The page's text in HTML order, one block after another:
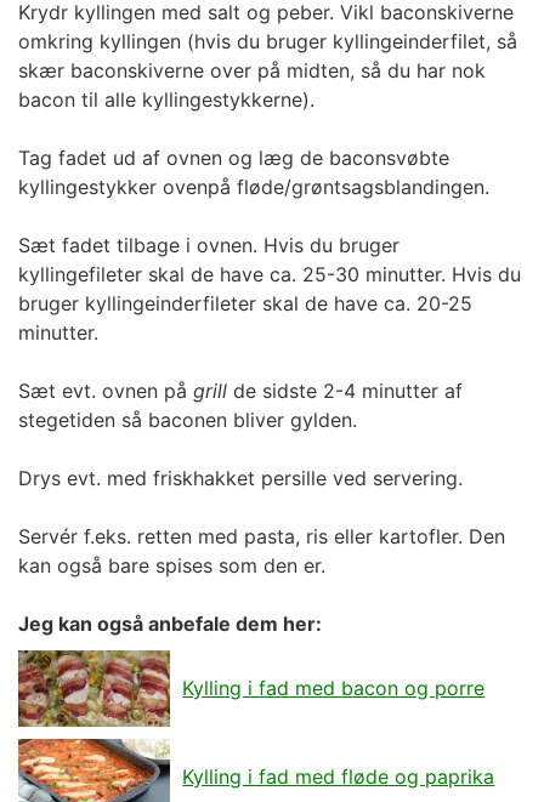
Krydr kyllingen med salt og peber. Vikl baconskiverne
omkring kyllingen (hvis du bruger kyllingeinderfilet, så
skær baconskiverne over på midten, så du har nok
bacon til alle kyllingestykkerne).
Tag fadet ud af ovnen og læg de baconsvøbte
kyllingestykker ovenpå fløde/grøntsagsblandingen.
Sæt fadet tilbage i ovnen. Hvis du bruger
kyllingefileter skal de have ca. 25-30 minutter. Hvis du
bruger kyllingeinderfileter skal de have ca. 20-25
minutter.
Sæt evt. ovnen på grill de sidste 2-4 minutter af
stegetiden så baconen bliver gylden.
Drys evt. med friskhakket persille ved servering.
Servér f.eks. retten med pasta, ris eller kartofler. Den
kan også bare spises som den er.
Jeg kan også anbefale dem her:
Kylling i fad med bacon og porre
Kylling i fad med fløde og paprika